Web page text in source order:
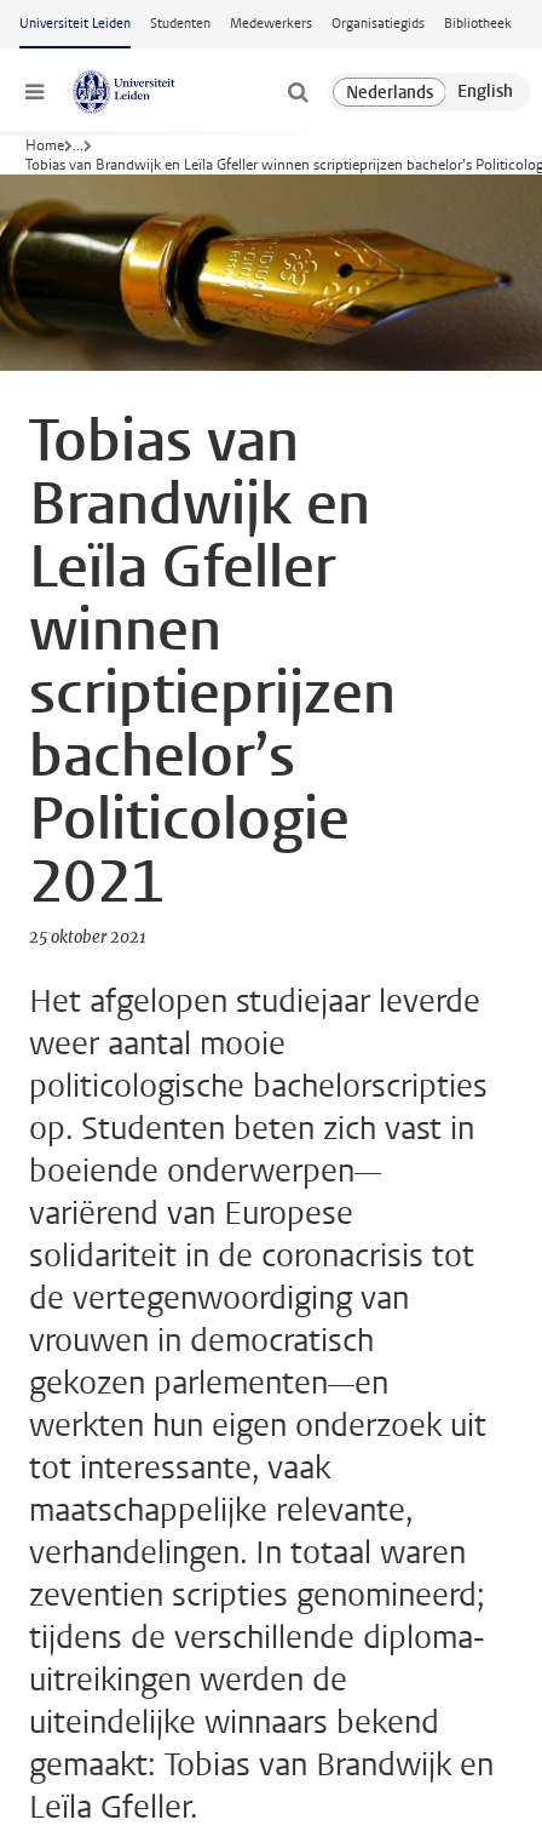
Ga naar hoofdinhoud
Universiteit Leiden Studenten Medewerkers Organisatiegids Bibliotheek
Menu
Home ...
Tobias van Brandwijk en Leïla Gfeller winnen scriptieprijzen bachelor’s
Tobias van
Brandwijk en
Leïla Gfeller
winnen
scriptieprijzen
bachelor’s
Politicologie
2021
25 oktober 2021
Het afgelopen studiejaar leverde
weer aantal mooie
politicologische bachelorscripties
op. Studenten beten zich vast in
boeiende onderwerpen—
variërend van Europese
solidariteit in de coronacrisis tot
de vertegenwoordiging van
vrouwen in democratisch
gekozen parlementen—en
werkten hun eigen onderzoek uit
tot interessante, vaak
maatschappelijke relevante,
verhandelingen. In totaal waren
zeventien scripties genomineerd;
tijdens de verschillende diploma-
uitreikingen werden de
uiteindelijke winnaars bekend
gemaakt: Tobias van Brandwijk en
Leïla Gfeller.